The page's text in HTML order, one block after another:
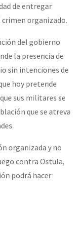
de entregar
organizado.
del gobierno
la presencia de
sin intenciones de
hoy pretende
sus militares se
que se atreva
organizada y no
contra Ostula,
podrá hacer